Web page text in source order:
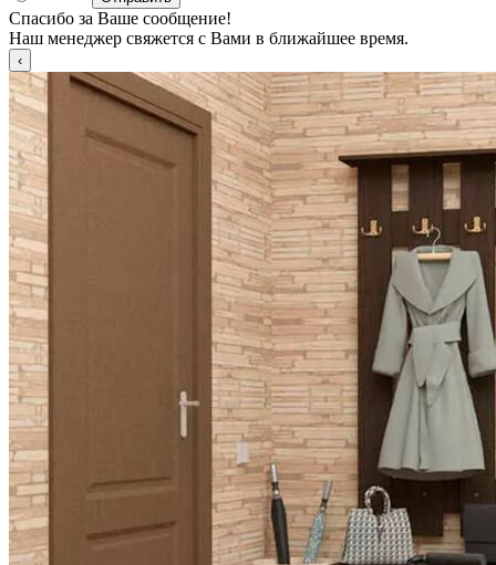
Спасибо за Ваше сообщение!
Наш менеджер свяжется с Вами в ближайшее время.